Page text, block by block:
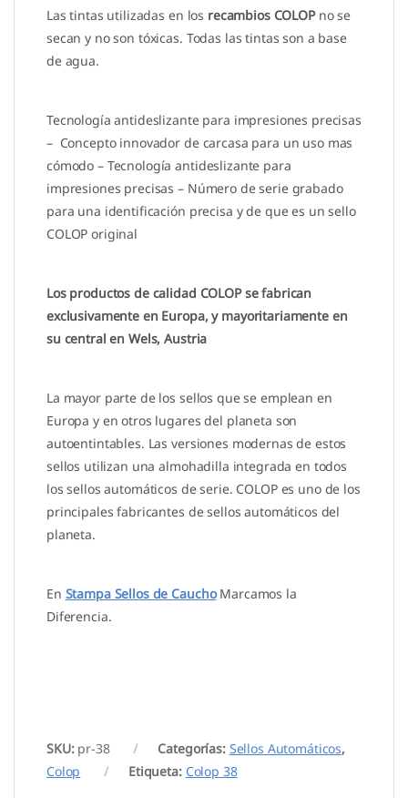
Las tintas utilizadas en los recambios COLOPno se
secan y no son tóxicas. Todas las tintas son a base
de agua.
Tecnología antideslizante para impresiones precisas
– Concepto innovador de carcasa para un uso mas
cómodo – Tecnología antideslizante para
impresiones precisas – Número de serie grabado
para una identificación precisa y de que es un sello
COLOP original
Los productos de calidad COLOP se fabrican
exclusivamente en Europa, y mayoritariamente en
su central en Wels, Austria
La mayor parte de los sellos que se emplean en
Europa y en otros lugares del planeta son
autoentintables. Las versiones modernas de estos
sellos utilizan una almohadilla integrada en todos
los sellos automáticos de serie. COLOP es uno de los
principales fabricantes de sellos automáticos del
planeta.
En Stampa Sellos de CauchoMarcamos la
Diferencia.
SKU: pr-38 Categorías: Sellos Automáticos,
Colop
Etiqueta: Colop 38